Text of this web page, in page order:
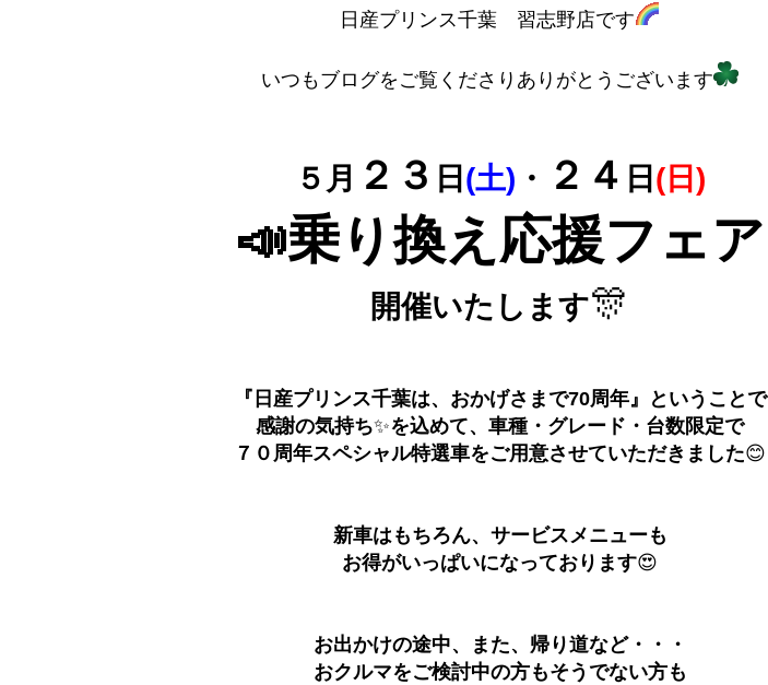
日産プリンス千葉 習志野店です
いつもブログをご覧くださりありがとうございます
５月 ２３ 日 (土) ・ ２４ 日 (日)
📣乗り換え応援フェア
開催いたします🎊
『日産プリンス千葉は、おかげさまで70周年』ということで
感謝の気持ち✨を込めて、車種・グレード・台数限定で
７０周年スペシャル特選車をご用意させていただきました😊
新車はもちろん、サービスメニューも
お得がいっぱいになっております😍
お出かけの途中、また、帰り道など・・・
おクルマをご検討中の方もそうでない方も